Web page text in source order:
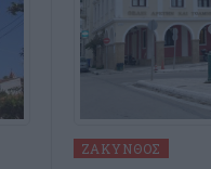
ΖΆΚΥΝΘΟΣ